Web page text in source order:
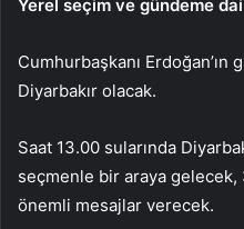
Yerel seçim ve gündeme
Cumhurbaşkanı Erdoğan’ın
Diyarbakır olacak.
Saat 13.00 sularında
seçmenle bir araya
önemli mesajlar verecek.